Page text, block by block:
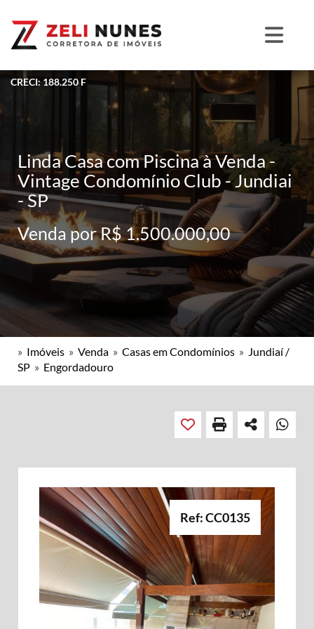
CRECI: 188.250 F
Linda Casa com Piscina à Venda -
Vintage Condomínio Club - Jundiai
- SP
Venda por R$ 1.500.000,00
» Imóveis » Venda » Casas em Condomínios » Jundiaí /
SP » Engordadouro
Ref: CC0135